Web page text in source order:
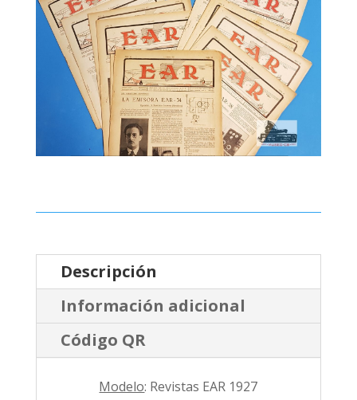
Descripción
Información adicional
Código QR
Modelo: Revistas EAR 1927